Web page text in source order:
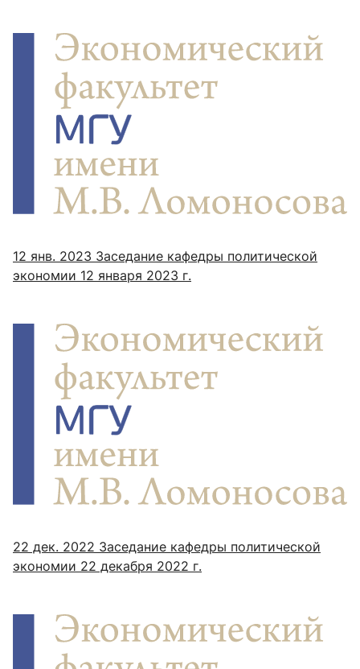
12 янв. 2023 Заседание кафедры политической
экономии 12 января 2023 г.
22 дек. 2022 Заседание кафедры политической
экономии 22 декабря 2022 г.